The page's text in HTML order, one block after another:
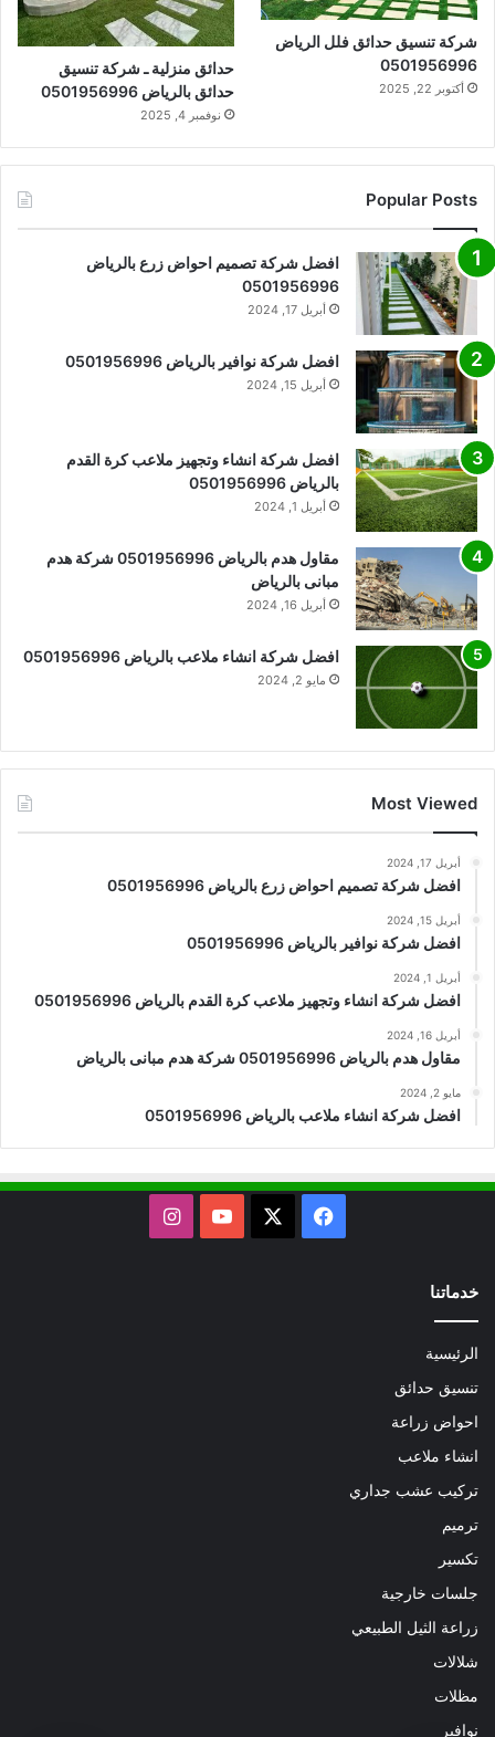
شركة تنسيق حدائق فلل الرياض
0501956996
أكتوبر 22, 2025
حدائق منزلية ـ شركة تنسيق
حدائق بالرياض 0501956996
نوفمبر 4, 2025
Popular Posts
افضل شركة تصميم احواض زرع بالرياض
0501956996
أبريل 17, 2024
افضل شركة نوافير بالرياض 0501956996
أبريل 15, 2024
افضل شركة انشاء وتجهيز ملاعب كرة القدم
بالرياض 0501956996
أبريل 1, 2024
مقاول هدم بالرياض 0501956996 شركة هدم
مبانى بالرياض
أبريل 16, 2024
افضل شركة انشاء ملاعب بالرياض 0501956996
مايو 2, 2024
Most Viewed
أبريل 17, 2024
افضل شركة تصميم احواض زرع بالرياض 0501956996
أبريل 15, 2024
افضل شركة نوافير بالرياض 0501956996
أبريل 1, 2024
افضل شركة انشاء وتجهيز ملاعب كرة القدم بالرياض 0501956996
أبريل 16, 2024
مقاول هدم بالرياض 0501956996 شركة هدم مبانى بالرياض
مايو 2, 2024
افضل شركة انشاء ملاعب بالرياض 0501956996
فيسبوك يوتيوبانستقرام
خدماتنا
الرئيسية
تنسيق حدائق
احواض زراعة
انشاء ملاعب
تركيب عشب جداري
ترميم
تكسير
جلسات خارجية
زراعة الثيل الطبيعي
شلالات
مظلات
نوافير